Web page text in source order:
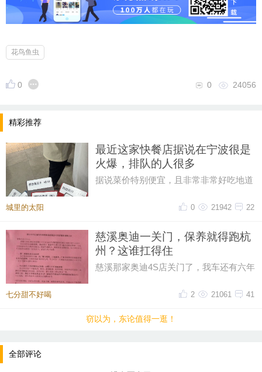
花鸟鱼虫
0 24056
0
精彩推荐
最近这家快餐店据说在宁波很是
火爆，排队的人很多
据说菜价特别便宜，且非常非常好吃地道
城里的太阳 22
21942
0
慈溪奥迪一关门，保养就得跑杭
州？这谁扛得住
慈溪那家奥迪4S店关门了，我车还有六年
说保养正常做，但得去杭州。我
七分甜不好喝 41
21061
2
窃以为，东论值得一逛！
全部评论